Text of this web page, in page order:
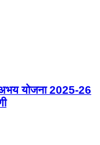
अभय योजना 2025-26